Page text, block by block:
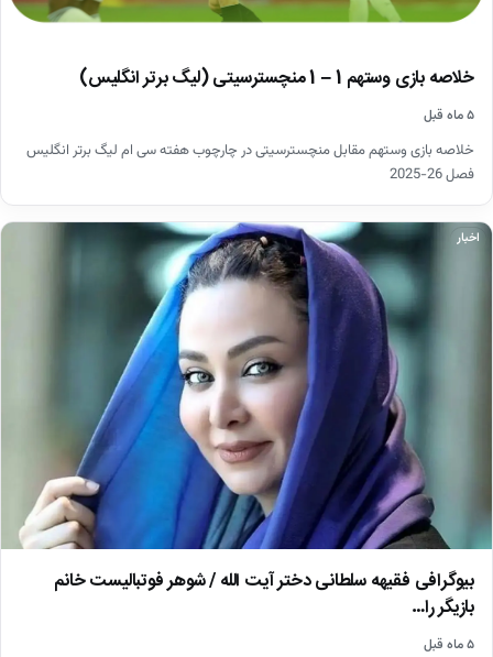
خلاصه بازی وستهم 1 – 1 منچسترسیتی (لیگ برتر انگلیس)
۵ ماه قبل
خلاصه بازی وستهم مقابل منچسترسیتی در چارچوب هفته سی ام لیگ برتر انگلیس
فصل 26-2025
اخبار
بیوگرافی فقیهه سلطانی دختر آیت الله / شوهر فوتبالیست خانم
بازیگر را…
۵ ماه قبل